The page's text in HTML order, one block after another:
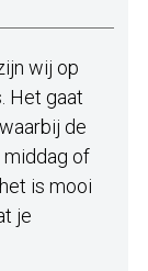
wij op
Het gaat
de
middag of
is mooi
je